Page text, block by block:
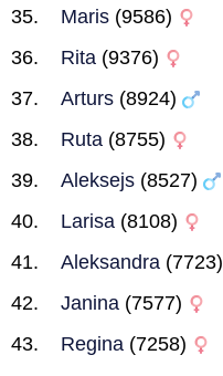
Maris (9586)
Rita (9376)
Arturs (8924)
Ruta (8755)
Aleksejs (8527)
Larisa (8108)
Aleksandra (7723)
Janina (7577)
Regina (7258)